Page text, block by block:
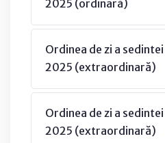
2025 (ordinară)
Ordinea de zi a
2025 (extraordinară)
Ordinea de zi a
2025 (extraordinară)